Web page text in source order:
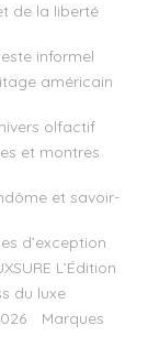
de la liberté
informel
américain
olfactif
et montres
et savoir-
d’exception
L’Édition
du luxe
Marques